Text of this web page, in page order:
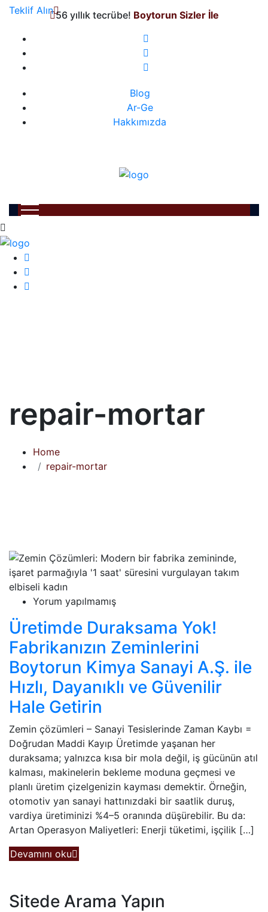
56 yıllık tecrübe! Boytorun Sizler İle
Blog
Ar-Ge
Hakkımızda
Teklif Alın
repair-mortar
Home
repair-mortar
Yorum yapılmamış
Üretimde Duraksama Yok!
Fabrikanızın Zeminlerini
Boytorun Kimya Sanayi A.Ş. ile
Hızlı, Dayanıklı ve Güvenilir
Hale Getirin
Zemin çözümleri – Sanayi Tesislerinde Zaman Kaybı =
Doğrudan Maddi Kayıp Üretimde yaşanan her
duraksama; yalnızca kısa bir mola değil, iş gücünün atıl
kalması, makinelerin bekleme moduna geçmesi ve
planlı üretim çizelgenizin kayması demektir. Örneğin,
otomotiv yan sanayi hattınızdaki bir saatlik duruş,
vardiya üretiminizi %4–5 oranında düşürebilir. Bu da:
Artan Operasyon Maliyetleri: Enerji tüketimi, işçilik […]
Devamını oku
Sitede Arama Yapın